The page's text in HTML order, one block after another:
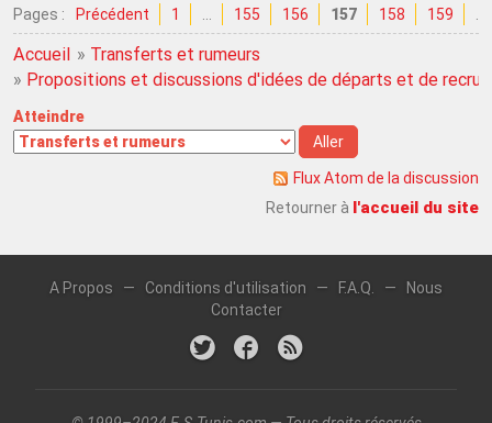
Pages : Précédent 1 … 155 156 157 158 159 …
Accueil » Transferts et rumeurs
» Propositions et discussions d'idées de départs et de
Atteindre
Flux Atom de la discussion
Retourner à l'accueil du site
A Propos — Conditions d'utilisation — F.A.Q. —
Nous
Contacter